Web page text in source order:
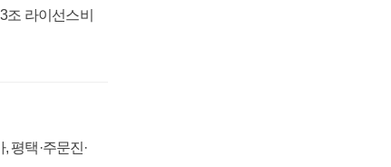
조 라이선스비
평택·주문진·